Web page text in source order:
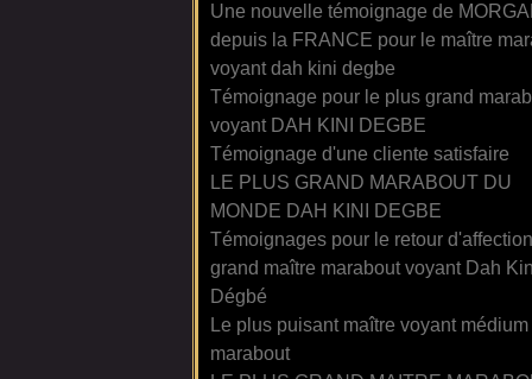
Une nouvelle témoignage de
depuis la FRANCE pour le maître
voyant dah kini degbe
Témoignage pour le plus grand
voyant DAH KINI DEGBE
Témoignage d'une cliente satisfaire
LE PLUS GRAND MARABOUT DU
MONDE DAH KINI DEGBE
Témoignages pour le retour
grand maître marabout voyant Dah
Dégbé
Le plus puisant maître voyant médium
marabout